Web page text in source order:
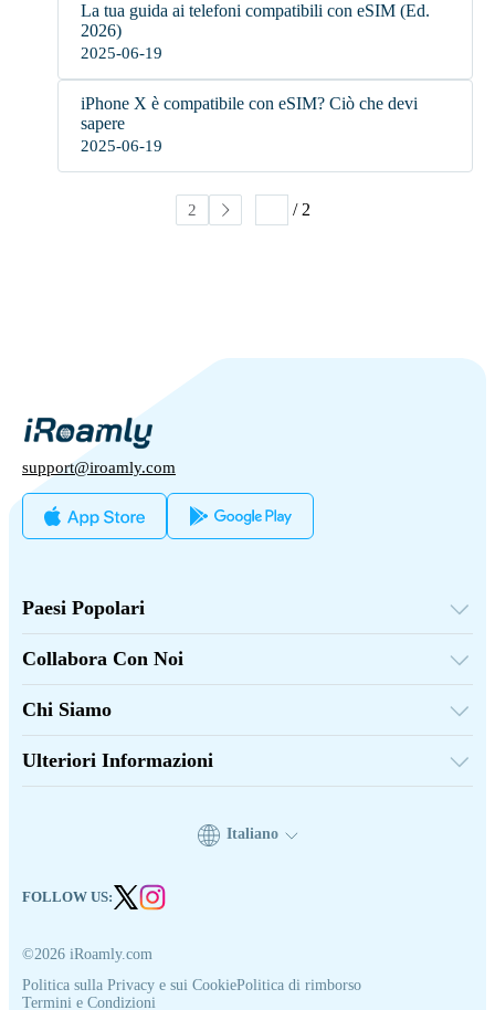
La tua guida ai telefoni compatibili con eSIM (Ed.
2026)
2025-06-19
iPhone X è compatibile con eSIM? Ciò che devi
sapere
2025-06-19
2 / 2
support@iroamly.com
Paesi Popolari
Turchia
Francia
Tailandia
Giappone
Italia
India
Spagna
Collabora Con Noi
Programma di Affiliazione
Documenti API
Chi Siamo
Ulteriori Informazioni
©2026 iRoamly.com
Politica sulla Privacy e sui CookiePolitica di rimborso
Termini e Condizioni
Italiano
FOLLOW US: